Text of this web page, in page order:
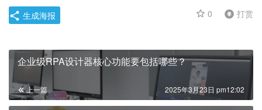
0 打赏
生成海报
企业级RPA设计器核心功能要包括哪些？
上一篇 2025年3月23日 pm12:02